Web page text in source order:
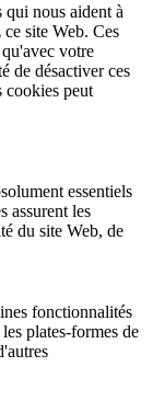
qui nous aident à
site Web. Ces
votre
de désactiver ces
cookies peut
essentiels
assurent les
du site Web, de
fonctionnalités
plates-formes de